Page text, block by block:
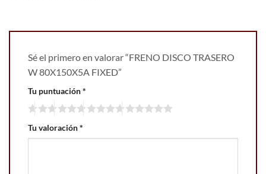
Sé el primero en valorar “FRENO DISCO TRASERO
W 80X150X5A FIXED”
Tu puntuación*
Tu valoración*